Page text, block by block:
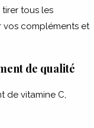
tous les
vos compléments et
de qualité
de vitamine C,